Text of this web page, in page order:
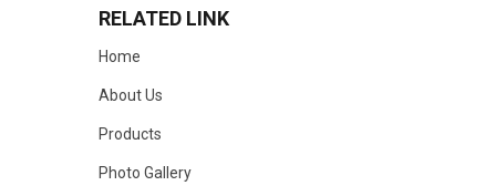
RELATED LINK
Home
About Us
Products
Photo Gallery